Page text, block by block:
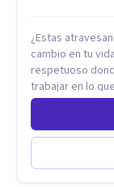
¿Estas
cambio en tu
respetuoso
trabajar en lo que hoy te
Trastornos de
profesional he
distintas
Autoestima,